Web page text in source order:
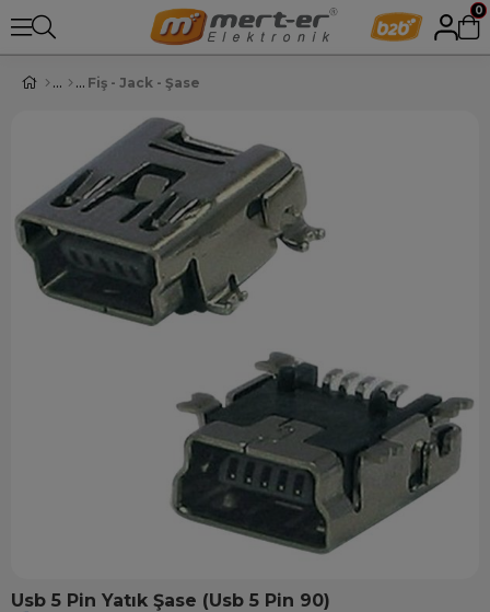
0
Fiş - Jack - Şase
Usb 5 Pin Yatık Şase (Usb 5 Pin 90)